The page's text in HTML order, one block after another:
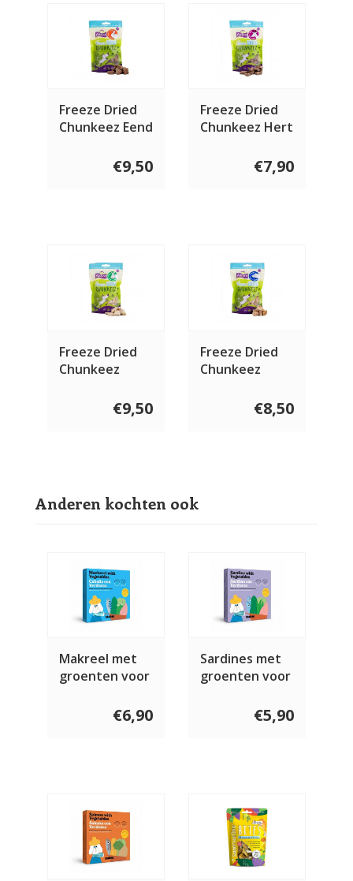
Freeze Dried
Chunkeez Eend
€9,50
Freeze Dried
Chunkeez Hert
€7,90
Freeze Dried
Chunkeez
€9,50
Freeze Dried
Chunkeez
€8,50
Anderen kochten ook
Makreel met
groenten voor
€6,90
Sardines met
groenten voor
€5,90